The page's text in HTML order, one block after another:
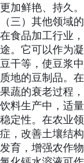
更加鲜艳、持久。
（三）其他领域
在食品加工行业
途。它可以作为
豆干等，使豆浆
质地的豆制品。
果蔬的衰老过程
饮料生产中，适
稳定性。在农业
症，改善土壤结
发育，增强农作